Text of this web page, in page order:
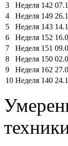
3
Неделя 142
4
Неделя 149
5
Неделя 143
6
Неделя 152
7
Неделя 151
8
Неделя 150
9
Неделя 162
10 Неделя 140